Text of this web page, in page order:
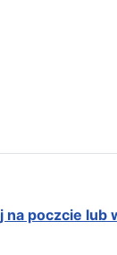
poczcie lub